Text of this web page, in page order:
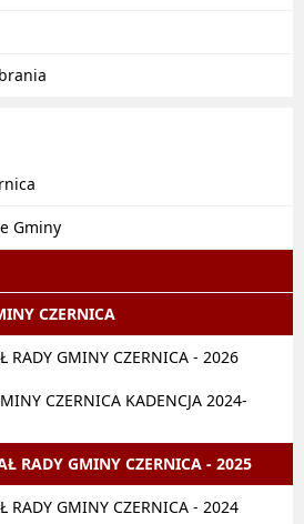
Gminy
CZERNICA
RADY GMINY CZERNICA - 2026
CZERNICA KADENCJA 2024-
RADY GMINY CZERNICA - 2025
RADY GMINY CZERNICA - 2024